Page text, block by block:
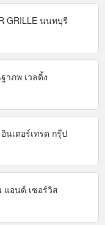
GRILLE นนทบุรี
าภพ เวลดิ้ง
นเตอร์เทรด กรุ๊ป
แอนด์ เซอร์วิส